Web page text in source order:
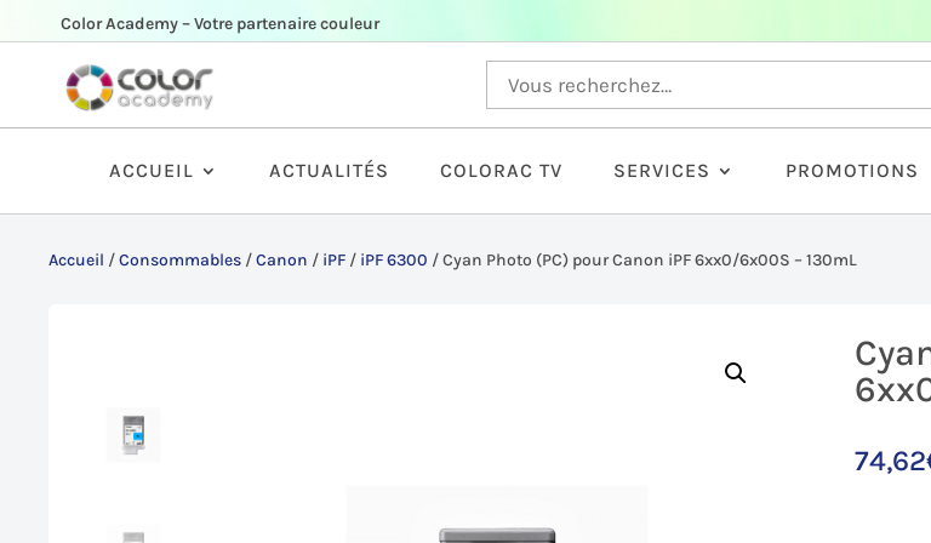
Color Academy – Votre partenaire couleur
ACCUEIL ACTUALITÉS COLORAC TV SERVICES PROMOTIONS
Accueil /Consommables /Canon / iPF / iPF 6300 /Cyan Photo (PC) pour Canon iPF 6xx0/6x00S – 130mL
74,62